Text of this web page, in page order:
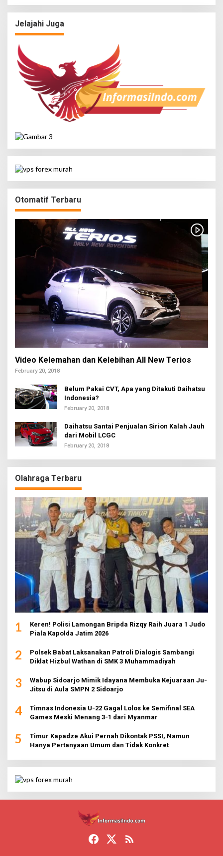
Jelajahi Juga
Otomatif Terbaru
Video Kelemahan dan Kelebihan All New Terios
February 20, 2018
Belum Pakai CVT, Apa yang Ditakuti Daihatsu
Indonesia?
February 20, 2018
Daihatsu Santai Penjualan Sirion Kalah Jauh
dari Mobil LCGC
February 20, 2018
Olahraga Terbaru
1
Keren! Polisi Lamongan Bripda Rizqy Raih Juara 1 Judo
Piala Kapolda Jatim 2026
2
Polsek Babat Laksanakan Patroli Dialogis Sambangi
Diklat Hizbul Wathan di SMK 3 Muhammadiyah
3
Wabup Sidoarjo Mimik Idayana Membuka Kejuaraan Ju-
Jitsu di Aula SMPN 2 Sidoarjo
4
Timnas Indonesia U-22 Gagal Lolos ke Semifinal SEA
Games Meski Menang 3-1 dari Myanmar
5
Timur Kapadze Akui Pernah Dikontak PSSI, Namun
Hanya Pertanyaan Umum dan Tidak Konkret